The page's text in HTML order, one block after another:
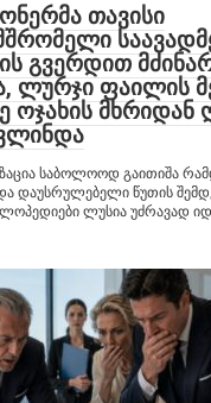
თავისი
გვერდით
ლურჯი ფაილის
ოჯახის
საბოლოოდ გაითიშა
დაუსრულებელი წუთის
ლუსია უძრავად